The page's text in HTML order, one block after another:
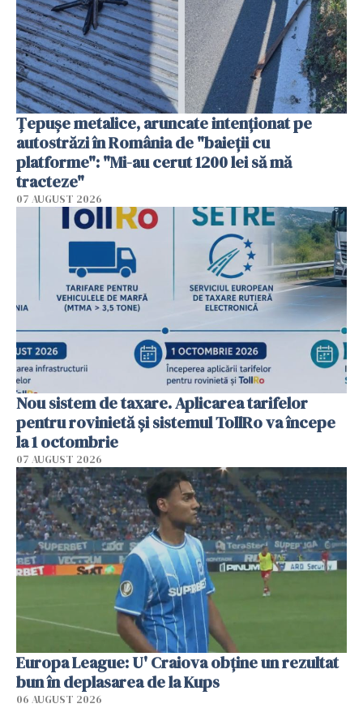
Țepușe metalice, aruncate intenționat pe
autostrăzi în România de "baieții cu
platforme": "Mi-au cerut 1200 lei să mă
tracteze"
07 AUGUST 2026
Nou sistem de taxare. Aplicarea tarifelor
pentru rovinietă şi sistemul TollRo va începe
la 1 octombrie
07 AUGUST 2026
Europa League: U' Craiova obține un rezultat
bun în deplasarea de la Kups
06 AUGUST 2026